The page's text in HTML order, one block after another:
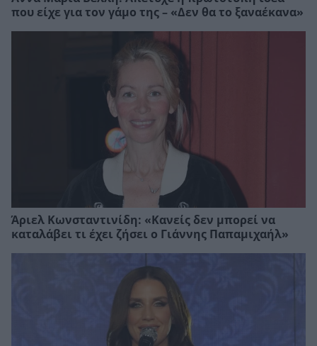
που είχε για τον γάμο της – «Δεν θα το ξαναέκανα»
Άριελ Κωνσταντινίδη: «Κανείς δεν μπορεί να
καταλάβει τι έχει ζήσει ο Γιάννης Παπαμιχαήλ»